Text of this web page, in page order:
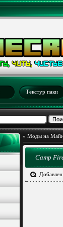
Текстур паки
» Моды на
Camp